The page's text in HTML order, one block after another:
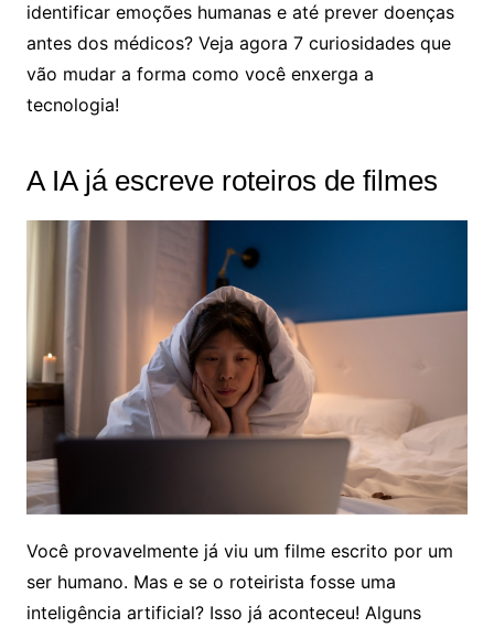
identificar emoções humanas e até prever doenças
antes dos médicos? Veja agora 7 curiosidades que
vão mudar a forma como você enxerga a
tecnologia!
A IA já escreve roteiros de filmes
Você provavelmente já viu um filme escrito por um
ser humano. Mas e se o roteirista fosse uma
inteligência artificial? Isso já aconteceu! Alguns